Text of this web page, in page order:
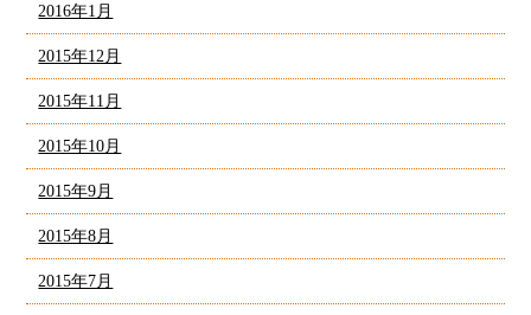
2016年1月
2015年12月
2015年11月
2015年10月
2015年9月
2015年8月
2015年7月